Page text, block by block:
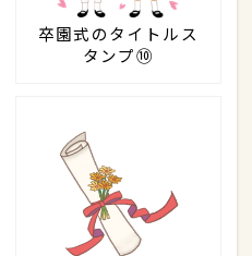
卒園式のタイトルス
タンプ⑩